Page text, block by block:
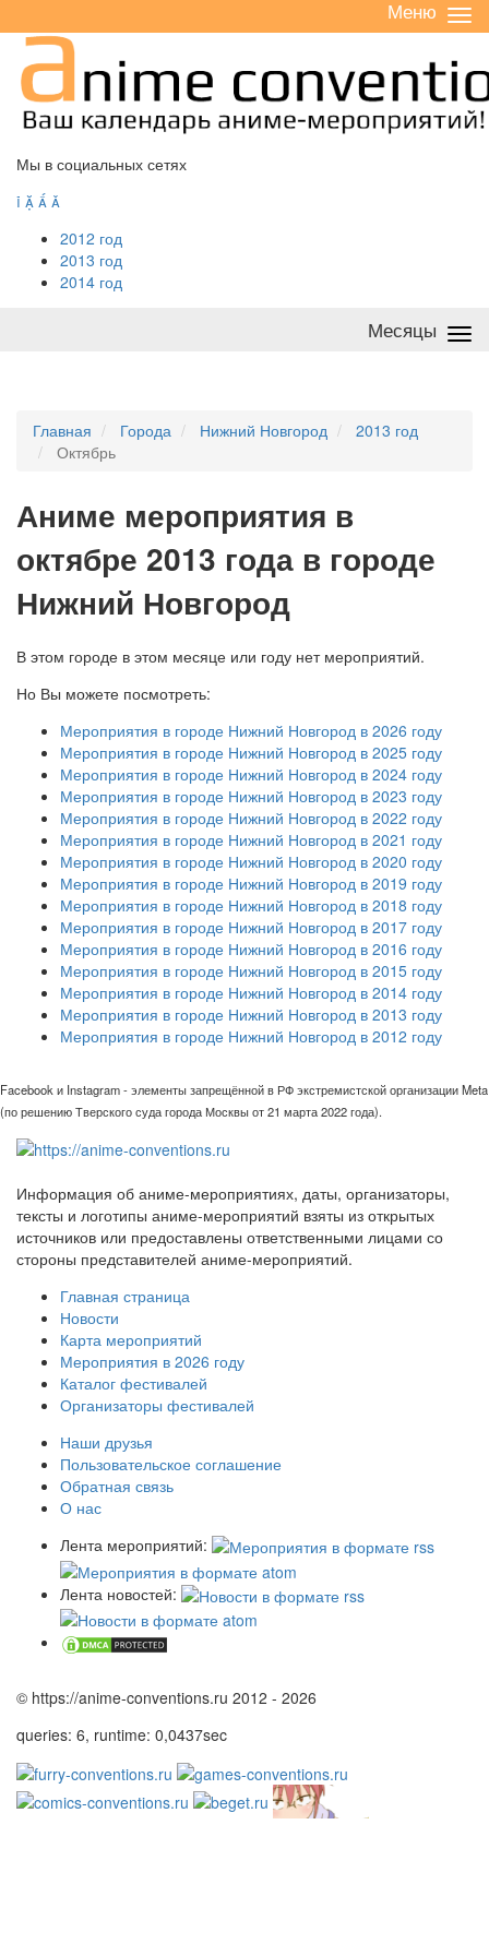
/
Меню
Мы в социальных сетях
   
2012 год
2013 год
2014 год
Месяцы
Главная Города Нижний Новгород
2013 год
Октябрь
Аниме мероприятия в
октябре 2013 года в городе
Нижний Новгород
В этом городе в этом месяце или году нет мероприятий.
Но Вы можете посмотреть:
Мероприятия в городе Нижний Новгород в 2026 году
Мероприятия в городе Нижний Новгород в 2025 году
Мероприятия в городе Нижний Новгород в 2024 году
Мероприятия в городе Нижний Новгород в 2023 году
Мероприятия в городе Нижний Новгород в 2022 году
Мероприятия в городе Нижний Новгород в 2021 году
Мероприятия в городе Нижний Новгород в 2020 году
Мероприятия в городе Нижний Новгород в 2019 году
Мероприятия в городе Нижний Новгород в 2018 году
Мероприятия в городе Нижний Новгород в 2017 году
Мероприятия в городе Нижний Новгород в 2016 году
Мероприятия в городе Нижний Новгород в 2015 году
Мероприятия в городе Нижний Новгород в 2014 году
Мероприятия в городе Нижний Новгород в 2013 году
Мероприятия в городе Нижний Новгород в 2012 году
Facebook и Instagram - элементы запрещённой в РФ экстремистской организации Meta
(по решению Тверского суда города Москвы от 21 марта 2022 года).
Информация об аниме-мероприятиях, даты, организаторы,
тексты и логотипы аниме-мероприятий взяты из открытых
источников или предоставлены ответственными лицами со
стороны представителей аниме-мероприятий.
Главная страница
Новости
Карта мероприятий
Мероприятия в 2026 году
Каталог фестивалей
Организаторы фестивалей
Наши друзья
Пользовательское соглашение
Обратная связь
О нас
Лента мероприятий:
Лента новостей:
© https://anime-conventions.ru 2012 - 2026
queries: 6, runtime: 0,0437sec